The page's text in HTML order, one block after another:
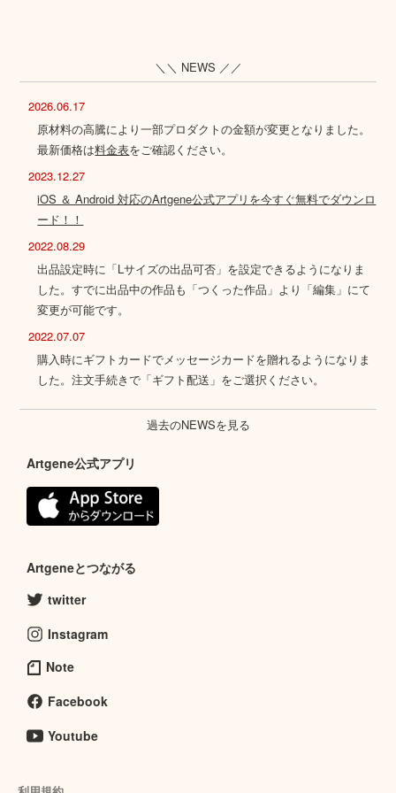
＼＼ NEWS ／／
2026.06.17
原材料の高騰により一部プロダクトの金額が変更となりました。
最新価格は料金表をご確認ください。
2023.12.27
iOS ＆ Android 対応のArtgene公式アプリを今すぐ無料でダウンロ
ード！！
2022.08.29
出品設定時に「Lサイズの出品可否」を設定できるようになりま
した。すでに出品中の作品も「つくった作品」より「編集」にて
変更が可能です。
2022.07.07
購入時にギフトカードでメッセージカードを贈れるようになりま
した。注文手続きで「ギフト配送」をご選択ください。
過去のNEWSを見る
Artgene公式アプリ
Artgeneとつながる
twitter
Instagram
Note
Facebook
Youtube